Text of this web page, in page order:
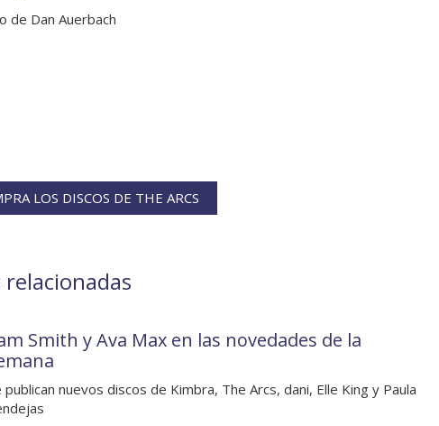
de Dan Auerbach
LOS DISCOS DE THE ARCS
Smith y Ava Max en las novedades de la
publican nuevos discos de Kimbra, The Arcs, dani, Elle King y Paula